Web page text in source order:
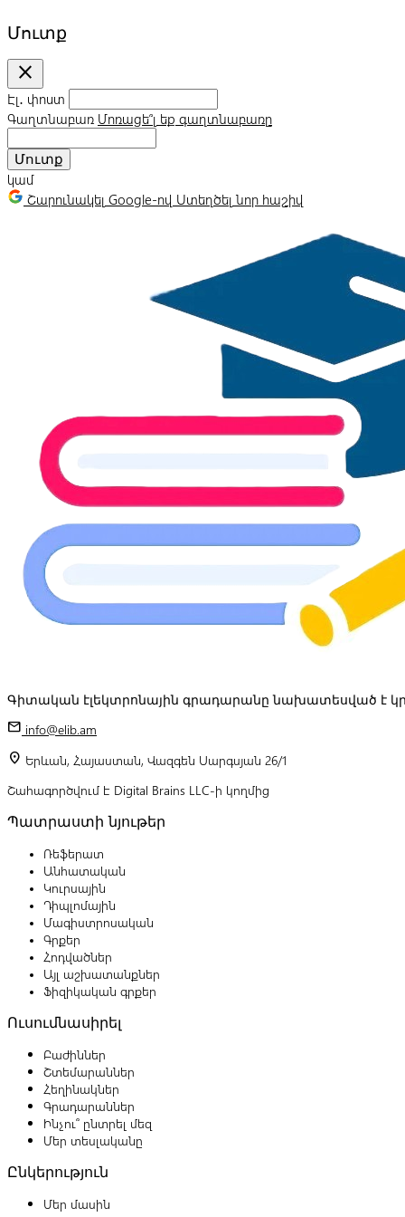
Մուտք
close
Էլ․ փոստ
Գաղտնաբառ Մոռացե՞լ եք գաղտնաբառը
Մուտք
կամ
Շարունակել Google-ով Ստեղծել նոր հաշիվ
Գիտական էլեկտրոնային գրադարանը նախատեսված է
mail info@elib.am
location_on Երևան, Հայաստան, Վազգեն Սարգսյան 26/1
Շահագործվում է Digital Brains LLC-ի կողմից
Պատրաստի նյութեր
Ռեֆերատ
Անհատական
Կուրսային
Դիպլոմային
Մագիստրոսական
Գրքեր
Հոդվածներ
Այլ աշխատանքներ
Ֆիզիկական գրքեր
Ուսումնասիրել
Բաժիններ
Շտեմարաններ
Հեղինակներ
Գրադարաններ
Ինչու՞ ընտրել մեզ
Մեր տեսլականը
Ընկերություն
Մեր մասին